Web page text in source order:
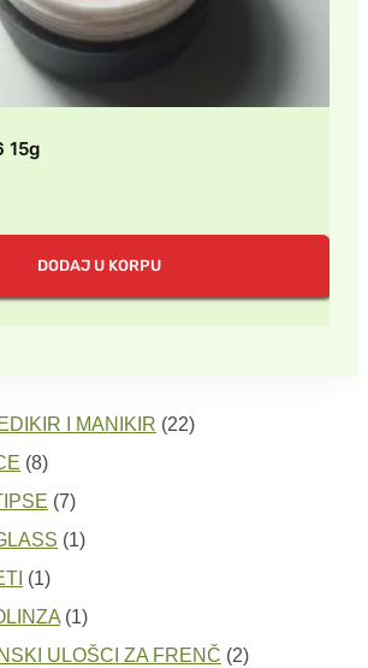
15g
DODAJ U KORPU
I MANIKIR 2222
88
proizvoda
77
proizvoda
11
11
proizvod
11
proizvod
ULOŠCI ZA FRENČ 22